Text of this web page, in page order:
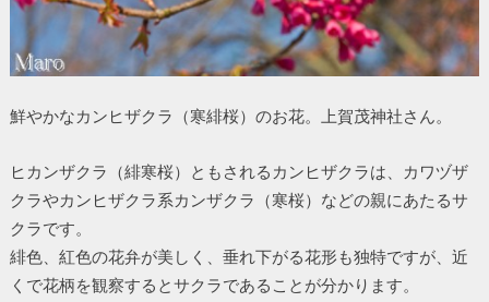
鮮やかなカンヒザクラ（寒緋桜）のお花。上賀茂神社さん。
ヒカンザクラ（緋寒桜）ともされるカンヒザクラは、カワヅザ
クラやカンヒザクラ系カンザクラ（寒桜）などの親にあたるサ
クラです。
緋色、紅色の花弁が美しく、垂れ下がる花形も独特ですが、近
くで花柄を観察するとサクラであることが分かります。